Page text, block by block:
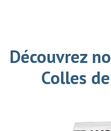
Découvrez
Colles